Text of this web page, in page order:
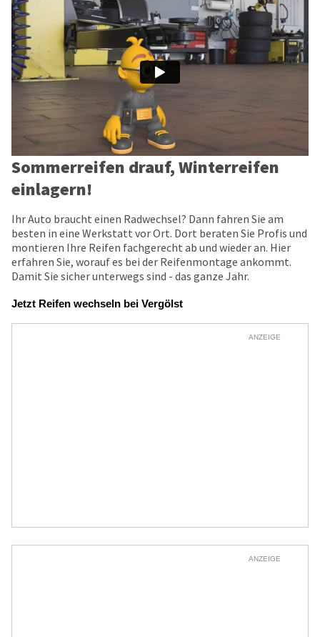
Sommerreifen drauf, Winterreifen
einlagern!
Ihr Auto braucht einen Radwechsel? Dann fahren Sie am
besten in eine Werkstatt vor Ort. Dort beraten Sie Profis und
montieren Ihre Reifen fachgerecht ab und wieder an. Hier
erfahren Sie, worauf es bei der Reifenmontage ankommt.
Damit Sie sicher unterwegs sind - das ganze Jahr.
Jetzt Reifen wechseln bei Vergölst
ANZEIGE
ANZEIGE